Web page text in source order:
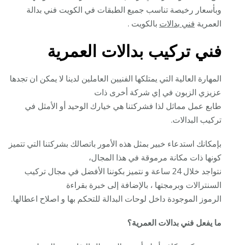
وبأسعار رخيصة تناسب جميع الطبقات في الكويت فني بدالة
العمرية فني بدالات بالكويت .
فني تركيب بدالات العمرية
المهارة العالية التي يمتلكها الفنيين العاملين لدينا لا يمكن ان تجدها
عزيزي الزبون في إي شركة أخرى ذات
طابع عمل مماثل لذا فشركتنا هي خيارك الوحيد أو الأمثل في
تركيب البدالات.
بإمكانك استدعاء خبير بمثل هذه الأمور باتصالك بشركتنا التي تتميز
كونها ذات مكانة مرموقة في هذا المجال،
نتواجد خلال 24 ساعة و نتميز بكوننا الأفضل في مجال تركيب
السنترالات وبرمجتها ، بالإضافة إلى خبرة بقراءة
الرموز الموجودة داخل لوحات البدالة للتحكم بها و اصلاح اعطالها.
ما يفعل فني بدالات العمرية؟